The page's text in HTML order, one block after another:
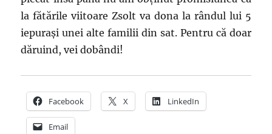
la fătările viitoare Zsolt va dona la rândul lui 5
iepurași unei alte familii din sat. Pentru că doar
dăruind, vei dobândi!
Facebook X LinkedIn
Email